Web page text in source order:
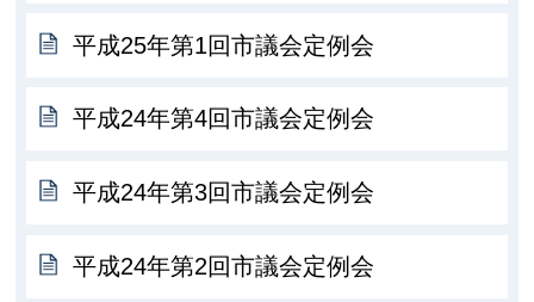
平成25年第1回市議会定例会
平成24年第4回市議会定例会
平成24年第3回市議会定例会
平成24年第2回市議会定例会